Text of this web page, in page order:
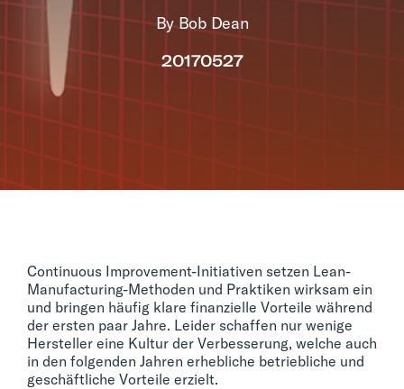
By Bob Dean
20170527
Continuous Improvement-Initiativen setzen Lean-
Manufacturing-Methoden und Praktiken wirksam ein
und bringen häufig klare finanzielle Vorteile während
der ersten paar Jahre. Leider schaffen nur wenige
Hersteller eine Kultur der Verbesserung, welche auch
in den folgenden Jahren erhebliche betriebliche und
geschäftliche Vorteile erzielt.